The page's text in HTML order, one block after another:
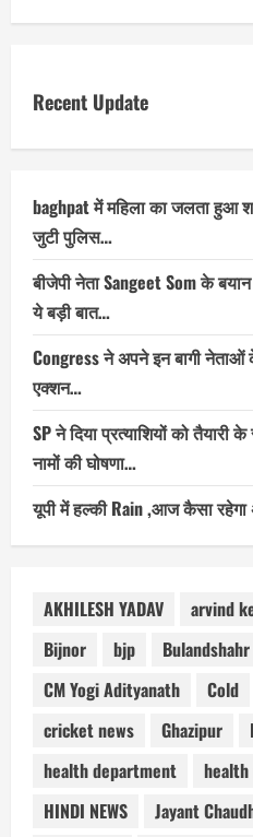
Recent Update
baghpat में महिला का जलता हुआ
जुटी पुलिस…
बीजेपी नेता Sangeet Som के
ये बड़ी बात…
Congress ने अपने इन बागी
एक्शन…
SP ने दिया प्रत्याशियों को
नामों की घोषणा…
यूपी में हल्की Rain ,आज कैसा
AKHILESH YADAV arvind
Bijnor
bjp Bulandshahr
CM Yogi Adityanath
Cold
cricket news
Ghazipur
health department
health
HINDI NEWS
Jayant